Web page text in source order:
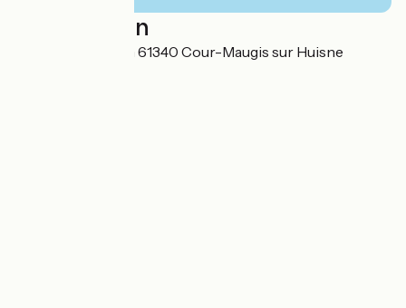
Localisation
La Grande Maison 61340 Cour-Maugis sur Huisne